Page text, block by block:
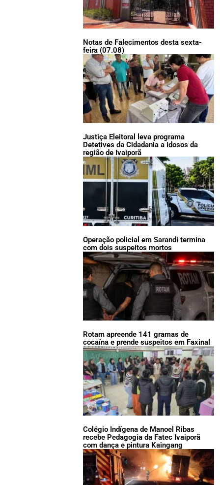
Notas de Falecimentos desta sexta-
feira (07.08)
Justiça Eleitoral leva programa
Detetives da Cidadania a idosos da
região de Ivaiporã
Operação policial em Sarandi termina
com dois suspeitos mortos
Rotam apreende 141 gramas de
cocaína e prende suspeitos em Faxinal
Colégio Indígena de Manoel Ribas
recebe Pedagogia da Fatec Ivaiporã
com dança e pintura Kaingang